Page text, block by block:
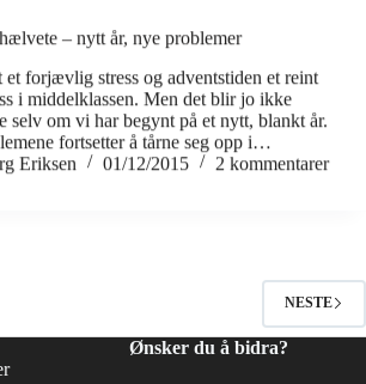
– nytt år, nye problemer
et forjævlig stress og adventstiden et reint
i middelklassen. Men det blir jo ikke
om vi har begynt på et nytt, blankt år.
fortsetter å tårne seg opp i…
Eriksen
01/12/2015 2 kommentarer
NESTE
Ønsker du å bidra?